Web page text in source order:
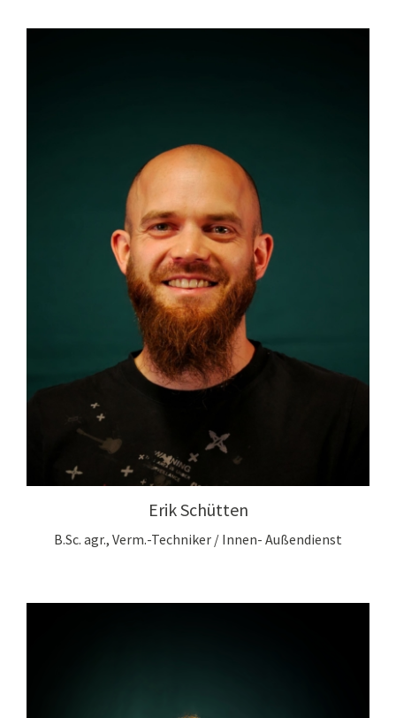
Erik Schütten
B.Sc. agr., Verm.-Techniker / Innen- Außendienst